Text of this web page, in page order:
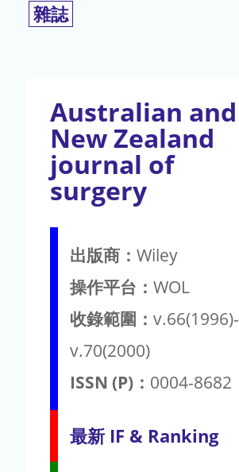
雜誌
Australian and
New Zealand
journal of
surgery
出版商： Wiley
操作平台： WOL
收錄範圍： v.66(1996)-
v.70(2000)
ISSN (P)： 0004-8682
最新 IF & Ranking